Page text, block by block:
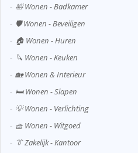
🛀 Wonen - Badkamer
🛡️ Wonen - Beveiligen
🏠 Wonen - Huren
🔪 Wonen - Keuken
🏡 Wonen & Interieur
🛏️ Wonen - Slapen
💡 Wonen - Verlichting
🧺 Wonen - Witgoed
👔 Zakelijk - Kantoor